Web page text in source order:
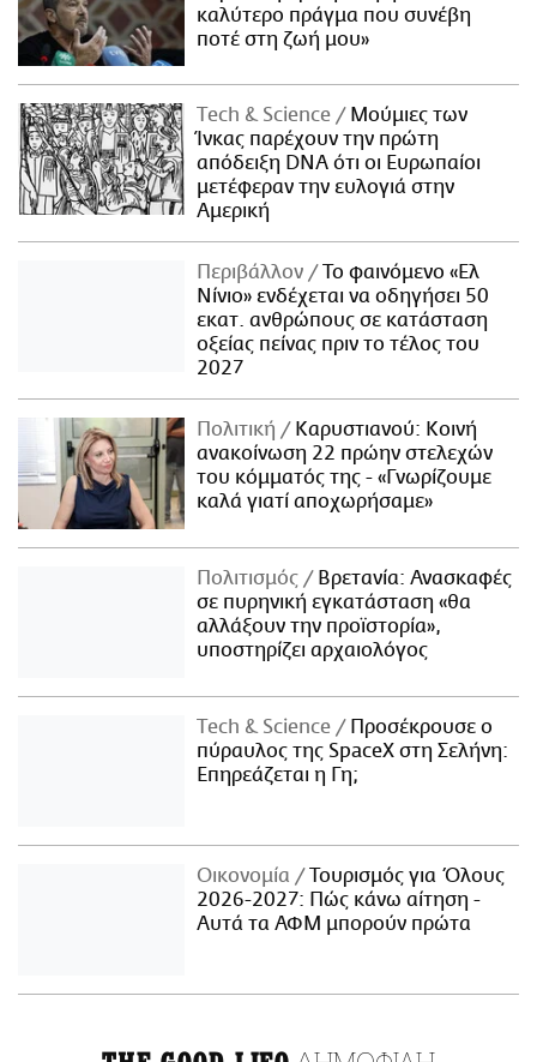
καλύτερο πράγμα που συνέβη
ποτέ στη ζωή μου»
Τech & Science
Μούμιες των
Ίνκας παρέχουν την πρώτη
απόδειξη DNA ότι οι Ευρωπαίοι
μετέφεραν την ευλογιά στην
Αμερική
Περιβάλλον
Το φαινόμενο «Ελ
Νίνιο» ενδέχεται να οδηγήσει 50
εκατ. ανθρώπους σε κατάσταση
οξείας πείνας πριν το τέλος του
2027
Πολιτική
Καρυστιανού: Κοινή
ανακοίνωση 22 πρώην στελεχών
του κόμματός της - «Γνωρίζουμε
καλά γιατί αποχωρήσαμε»
Πολιτισμός
Βρετανία: Ανασκαφές
σε πυρηνική εγκατάσταση «θα
αλλάξουν την προϊστορία»,
υποστηρίζει αρχαιολόγος
Τech & Science
Προσέκρουσε ο
πύραυλος της SpaceX στη Σελήνη:
Επηρεάζεται η Γη;
Οικονομία
Τουρισμός για Όλους
2026-2027: Πώς κάνω αίτηση -
Αυτά τα ΑΦΜ μπορούν πρώτα